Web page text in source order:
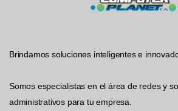
Brindamos soluciones inteligentes e
Somos especialistas en el área de redes y
administrativos para tu empresa.